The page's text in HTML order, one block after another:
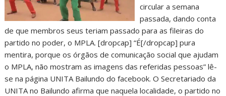
circular a semana
passada, dando conta
de que membros seus teriam passado para as fileiras do
partido no poder, o MPLA. [dropcap] “É[/dropcap] pura
mentira, porque os órgãos de comunicação social que ajudam
o MPLA, não mostram as imagens das referidas pessoas” lê-
se na página UNITA Bailundo do facebook. O Secretariado da
UNITA no Bailundo afirma que naquela localidade, o partido no